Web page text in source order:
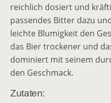
reichlich dosiert und
passendes Bitter dazu
leichte Blumigkeit den
das Bier trockener und
dominiert mit seinem
den Geschmack.
Zutaten: